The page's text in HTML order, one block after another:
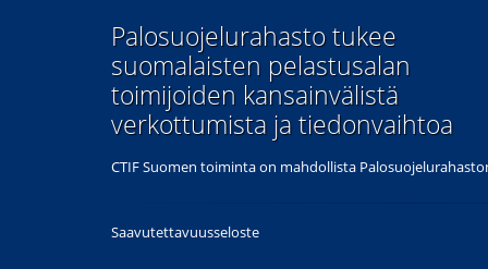
​Palosuojelurahasto tukee
suomalaisten pelastusalan
toimijoiden kansainvälistä
verkottumista ja tiedonvaihtoa
CTIF Suomen toiminta on mahdollista
Saavutettavuusseloste